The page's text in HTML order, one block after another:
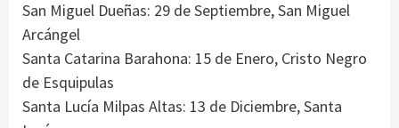
San Miguel Dueñas: 29 de Septiembre, San Miguel
Arcángel
Santa Catarina Barahona: 15 de Enero, Cristo Negro
de Esquipulas
Santa Lucía Milpas Altas: 13 de Diciembre, Santa